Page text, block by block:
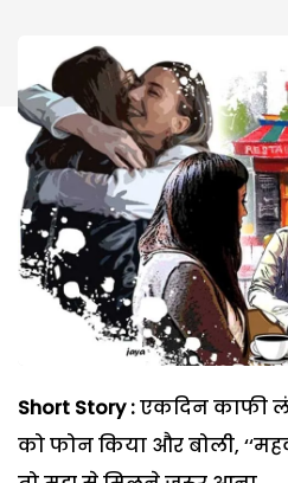
Short Story :एकदिन काफी
को फोन किया और बोली,